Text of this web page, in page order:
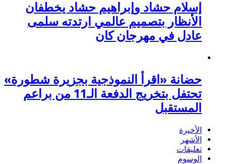
إسلام حشاد وإبراهيم حشاد يخطفان
الأنظار بتصميم عالمي ارتدته سلمى
عادل في مهرجان كان
حضانة «اقرأ النموذجية بجزيرة شطورة»
تحتفل بتخريج الدفعة الـ11 من براعم
المستقبل
الأخيرة
الأشهر
تعليقات
الوسوم